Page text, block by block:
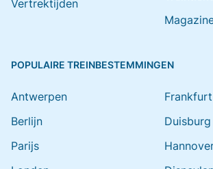
Vertrektijden
POPULAIRE TREINBESTEMMINGEN
Antwerpen
Berlijn
Parijs
Frankfurt
Duisburg